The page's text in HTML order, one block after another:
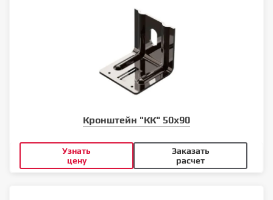
Кронштейн "КК" 50х90
Узнать
цену
Заказать
расчет